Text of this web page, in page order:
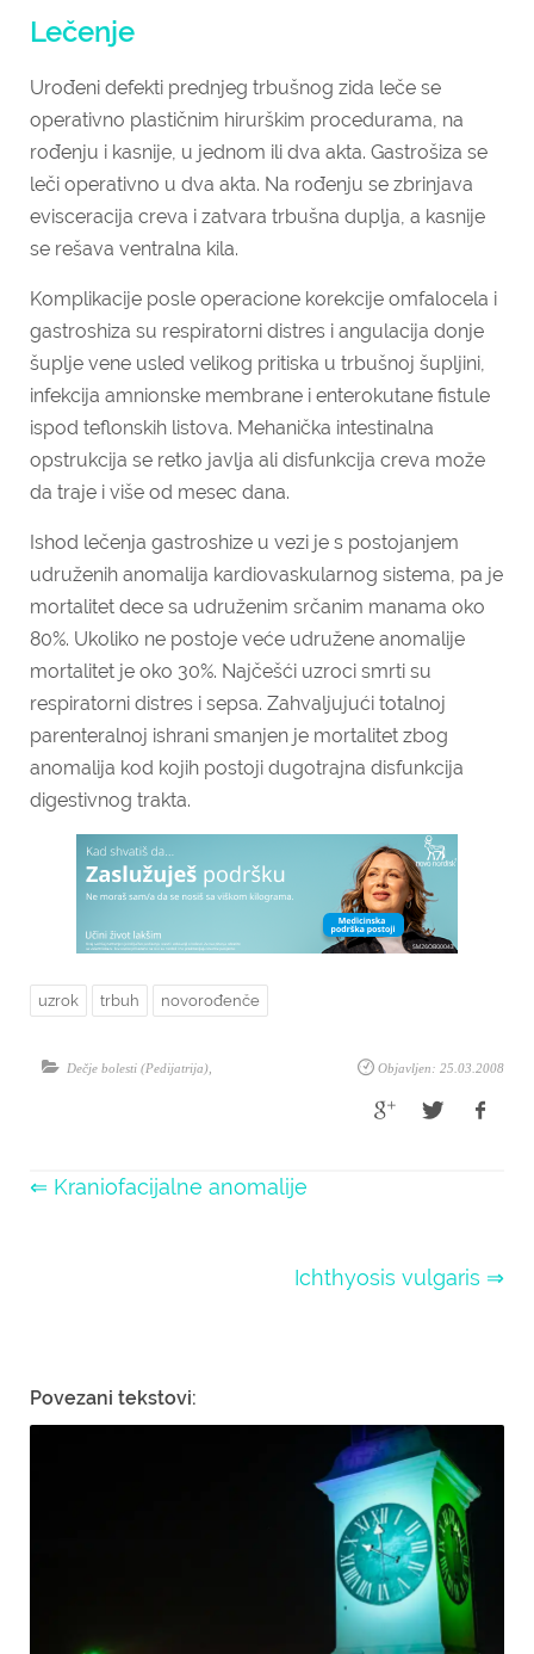
Lečenje
Urođeni defekti prednjeg trbušnog zida leče se
operativno plastičnim hirurškim procedurama, na
rođenju i kasnije, u jednom ili dva akta. Gastrošiza se
leči operativno u dva akta. Na rođenju se zbrinjava
evisceracija creva i zatvara trbušna duplja, a kasnije
se rešava ventralna kila.
Komplikacije posle operacione korekcije omfalocela i
gastroshiza su respiratorni distres i angulacija donje
šuplje vene usled velikog pritiska u trbušnoj šupljini,
infekcija amnionske membrane i enterokutane fistule
ispod teflonskih listova. Mehanička intestinalna
opstrukcija se retko javlja ali disfunkcija creva može
da traje i više od mesec dana.
Ishod lečenja gastroshize u vezi je s postojanjem
udruženih anomalija kardiovaskularnog sistema, pa je
mortalitet dece sa udruženim srčanim manama oko
80%. Ukoliko ne postoje veće udružene anomalije
mortalitet je oko 30%. Najčešći uzroci smrti su
respiratorni distres i sepsa. Zahvaljujući totalnoj
parenteralnoj ishrani smanjen je mortalitet zbog
anomalija kod kojih postoji dugotrajna disfunkcija
digestivnog trakta.
uzrok trbuh novorođenče
Objavljen: 25.03.2008
Dečje bolesti (Pedijatrija)
⇐ Kraniofacijalne anomalije
Ichthyosis vulgaris ⇒
Povezani tekstovi: